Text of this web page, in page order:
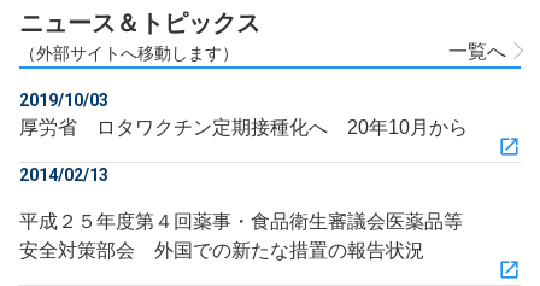
ニュース＆トピックス
（外部サイトへ移動します） 一覧へ
2019/10/03
厚労省 ロタワクチン定期接種化へ 20年10月から
2014/02/13
平成２５年度第４回薬事・食品衛生審議会医薬品等
安全対策部会 外国での新たな措置の報告状況